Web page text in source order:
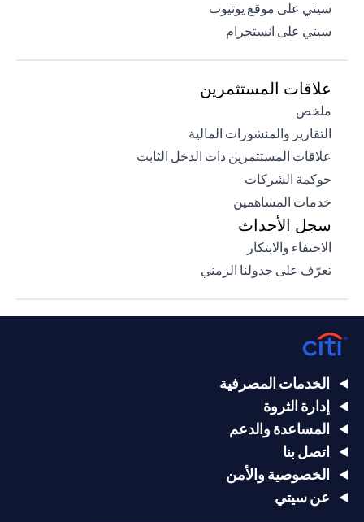
سيتي على موقع يوتيوب
سيتي على انستجرام
علاقات المستثمرين
ملخص
التقارير والمنشورات المالية
علاقات المستثمرين ذات الدخل الثابت
حوكمة الشركات
خدمات المساهمين
سجل الأحداث
الاحتفاء والابتكار
تعرّف على جدولنا الزمني
الخدمات المصرفية
إدارة الثروة
المساعدة والدعم
اتصل بنا
الخصوصية والأمن
عن سيتي